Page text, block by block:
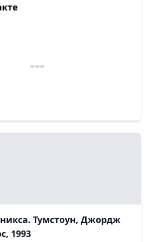
Тумстоун, Джордж
1993